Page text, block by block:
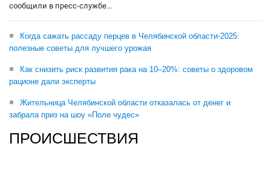
сообщили в пресс-службе...
Когда сажать рассаду перцев в Челябинской области-2025:
полезные советы для лучшего урожая
Как снизить риск развития рака на 10–20%: советы о здоровом
рационе дали эксперты
Жительница Челябинской области отказалась от денег и
забрала приз на шоу «Поле чудес»
ПРОИСШЕСТВИЯ